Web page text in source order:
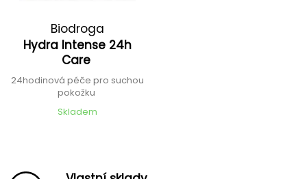
Biodroga
Hydra Intense 24h
Care
24hodinová péče pro suchou
pokožku
Skladem